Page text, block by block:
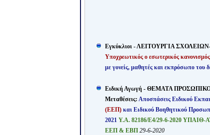
Εγκύκλιοι - ΛΕΙΤΟΥΡΓΙΑ
Υποχρεωτικός ο εσωτερικός
με γονείς, μαθητές και εκπρόσωπο του
Ειδική Αγωγή - ΘΕΜΑΤΑ
Μεταθέσεις: Αποσπάσεις Ειδικού
(ΕΕΠ)και Ειδικού Βοηθητικού
2021 Υ.Α. 82186/Ε4/29-6-2020
ΕΕΠ & ΕΒΠ 29-6-2020